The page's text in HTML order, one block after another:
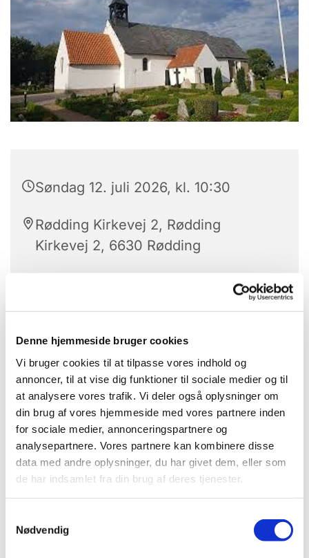
Denne hjemmeside bruger cookies
Vi bruger cookies til at tilpasse vores indhold og
annoncer, til at vise dig funktioner til sociale medier og til
at analysere vores trafik. Vi deler også oplysninger om
din brug af vores hjemmeside med vores partnere inden
for sociale medier, annonceringspartnere og
analysepartnere. Vores partnere kan kombinere disse
data med andre oplysninger, du har givet dem, eller som
de har indsamlet fra din brug af deres tjenester.
Nødvendig
Søndag 12. juli 2026, kl. 10:30
Rødding Kirkevej 2, Rødding
Kirkevej 2, 6630 Rødding